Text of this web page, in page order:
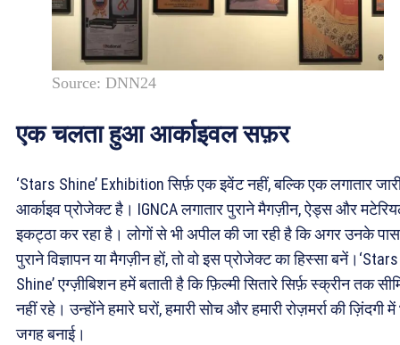
Source: DNN24
एक चलता हुआ आर्काइवल सफ़र
‘Stars Shine’ Exhibition सिर्फ़ एक इवेंट नहीं, बल्कि एक लगातार
आर्काइव प्रोजेक्ट है। IGNCA लगातार पुराने मैगज़ीन, ऐड्स और
इकट्ठा कर रहा है। लोगों से भी अपील की जा रही है कि अगर उनके पास
पुराने विज्ञापन या मैगज़ीन हों, तो वो इस प्रोजेक्ट का हिस्सा बनें।‘Stars
Shine’ एग्ज़ीबिशन हमें बताती है कि फ़िल्मी सितारे सिर्फ़ स्क्रीन तक
नहीं रहे। उन्होंने हमारे घरों, हमारी सोच और हमारी रोज़मर्रा की ज़िंदगी में
जगह बनाई।